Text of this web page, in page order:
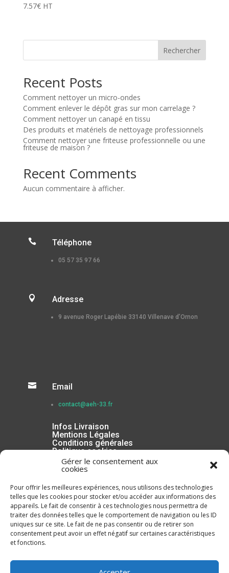
Gérer le consentement aux
cookies
Pour offrir les meilleures expériences, nous utilisons des technologies
telles que les cookies pour stocker et/ou accéder aux informations des
appareils. Le fait de consentir à ces technologies nous permettra de
traiter des données telles que le comportement de navigation ou les ID
uniques sur ce site. Le fait de ne pas consentir ou de retirer son
consentement peut avoir un effet négatif sur certaines caractéristiques
et fonctions.
7.57€ HT
Rechercher
Recent Posts
Comment nettoyer un micro-ondes
Comment enlever le dépôt gras sur mon carrelage ?
Comment nettoyer un canapé en tissu
Des produits et matériels de nettoyage professionnels
Comment nettoyer une friteuse professionnelle ou une
friteuse de maison ?
Recent Comments
Aucun commentaire à afficher.
 Téléphone
05 57 35 97 66
 Adresse
9 avenue Roger Lapébie 33140 Villenave d’Ornon
 Email
contact@aeh-33.fr
Infos Livraison
Mentions Légales
Conditions générales
Politique cookies